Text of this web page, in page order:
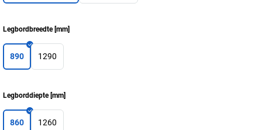
Legbordbreedte[mm]
890 1290
Legborddiepte[mm]
860 1260